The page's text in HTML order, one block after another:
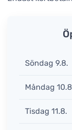
Söndag 9.8.
Måndag
Tisdag 11.8.